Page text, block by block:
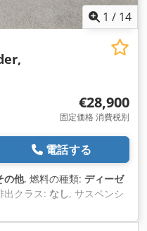
1 / 14
€28,900
固定価格 消費税別
電話する
の他, 燃料の種類: ディーゼ
出クラス: なし, サスペンシ
: